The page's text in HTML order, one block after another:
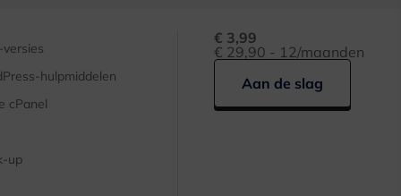
hulpmiddelen
cPanel
up
€ 3,99
€ 29,90 - 12/maanden
Aan de slag